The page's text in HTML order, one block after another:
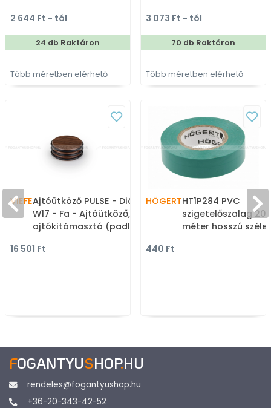
méretben gyártott
színes fém
bútorfogantyú
2 644 Ft - tól
24 db Raktáron
Több méretben elérhető
gyártott színes fém
bútorfogantyú
3 073 Ft - tól
70 db Raktáron
Több méretben elérhető
VIEFEAjtóütköző PULSE - Dió
W17 - Fa - Ajtóütköző,
ajtókitámasztó (padlóra
ajtóra szerelhető)
16 501 Ft
HÖGERTHT1P284 PVC
szigetelőszalag
méter hosszú
440 Ft
FOGANTYUSHOP.HU
rendeles@fogantyushop.hu
+36-20-343-42-52